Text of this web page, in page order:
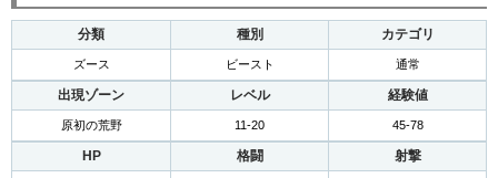
分類 種別 カテゴリ
ズース ビースト 通常
出現ゾーン レベル 経験値
原初の荒野 11-20 45-78
HP 格闘 射撃